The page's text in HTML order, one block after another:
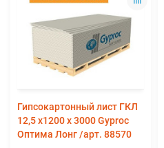
Гипсокартонный лист ГКЛ
12,5 х1200 х 3000 Gyproc
Оптима Лонг /арт. 88570